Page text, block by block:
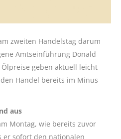
zweiten Handelstag darum
Amtseinführung Donald
geben aktuell leicht
Handel bereits im Minus
aus
Montag, wie bereits zuvor
er sofort den nationalen